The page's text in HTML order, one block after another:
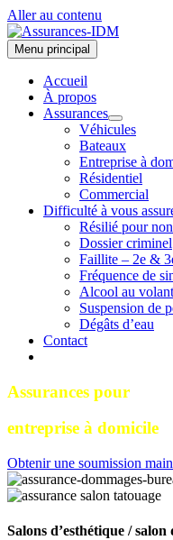
Aller au contenu
Menu principal
Accueil
À propos
Assurances
Véhicules
Bateaux
Entreprise à
Résidentiel
Commercial
Difficulté à vous
Résilié pour
Dossier criminel
Faillite – 2e &
Fréquence de
Alcool au volant
Suspension de
Dégâts d’eau
Contact
Assurances pour
entreprise à domicile
Obtenir une soumission
Salons d’esthétique /